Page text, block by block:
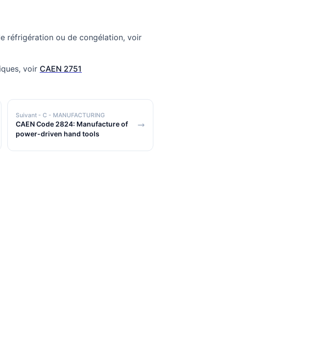
réfrigération ou de congélation, voir
voir CAEN 2751
Suivant - C - MANUFACTURING
CAEN Code 2824: Manufacture of
power-driven hand tools